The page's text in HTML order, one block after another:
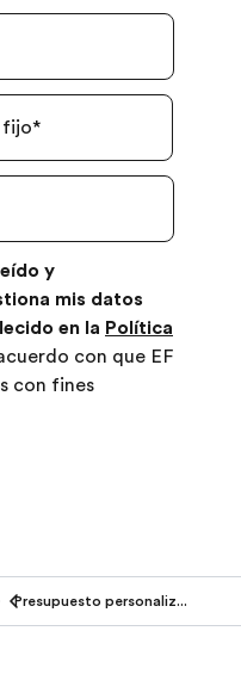
fijo*
y
mis datos
en la Política
con que EF
con fines
Presupuesto personalizado